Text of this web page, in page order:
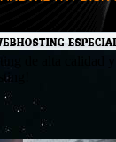
de alta calidad y